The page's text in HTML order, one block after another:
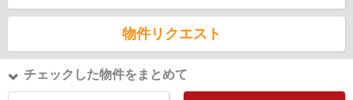
物件リクエスト
チェックした物件をまとめて